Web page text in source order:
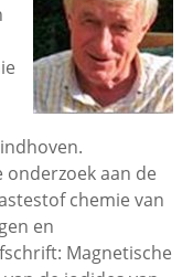
aan de
chemie van
en
Magnetische